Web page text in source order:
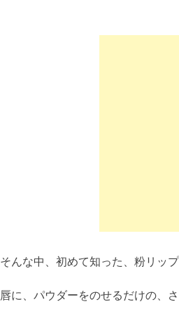
そんな中、初めて知った、粉リップ
唇に、パウダーをのせるだけの、